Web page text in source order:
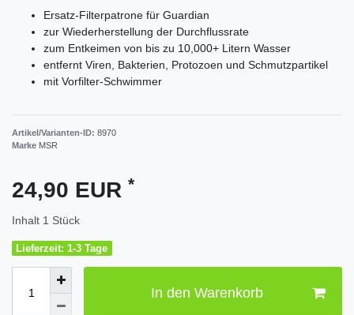
Ersatz-Filterpatrone für Guardian
zur Wiederherstellung der Durchflussrate
zum Entkeimen von bis zu 10,000+ Litern Wasser
entfernt Viren, Bakterien, Protozoen und Schmutzpartikel
mit Vorfilter-Schwimmer
Artikel/Varianten-ID: 8970
Marke MSR
24,90 EUR *
Inhalt 1 Stück
Lieferzeit: 1-3 Tage
In den Warenkorb